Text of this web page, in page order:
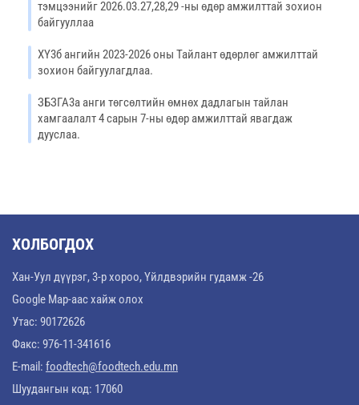
тэмцээнийг 2026.03.27,28,29 -ны өдөр амжилттай зохион
байгууллаа
ХҮ3б ангийн 2023-2026 оны Тайлант өдөрлөг амжилттай
зохион байгуулагдлаа.
ЗБЗГА3а анги төгсөлтийн өмнөх дадлагын тайлан
хамгаалалт 4 сарын 7-ны өдөр амжилттай явагдаж
дууслаа.
ХОЛБОГДОХ
Хан-Уул дүүрэг, 3-р хороо, Үйлдвэрийн гудамж -26
Google Map-аас хайж олох
Утас: 90172626
Факс: 976-11-341616
E-mail: foodtech@foodtech.edu.mn
Шуудангын код: 17060